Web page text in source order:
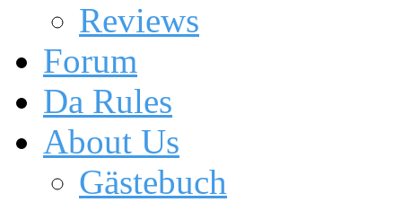
Reviews
Forum
Da Rules
About Us
Gästebuch